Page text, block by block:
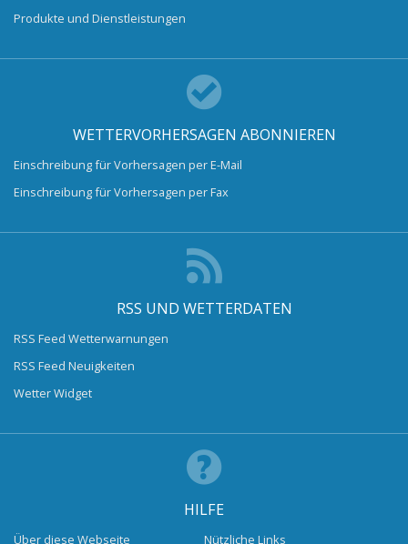
Produkte und Dienstleistungen
WETTERVORHERSAGEN ABONNIEREN
Einschreibung für Vorhersagen per E-Mail
Einschreibung für Vorhersagen per Fax
RSS UND WETTERDATEN
RSS Feed Wetterwarnungen
RSS Feed Neuigkeiten
Wetter Widget
HILFE
Über diese Webseite Nützliche Links